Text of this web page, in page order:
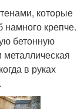
которые
намного крепче.
бетонную
металлическая
в руках